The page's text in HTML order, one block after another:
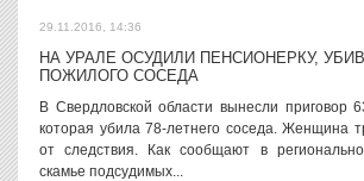
29.11.2016, 14:36
НА УРАЛЕ ОСУДИЛИ ПЕНСИОНЕРКУ,
ПОЖИЛОГО СОСЕДА
В Свердловской области вынесли приговор
которая убила 78-летнего соседа. Женщина
от следствия. Как сообщают в
скамье подсудимых...